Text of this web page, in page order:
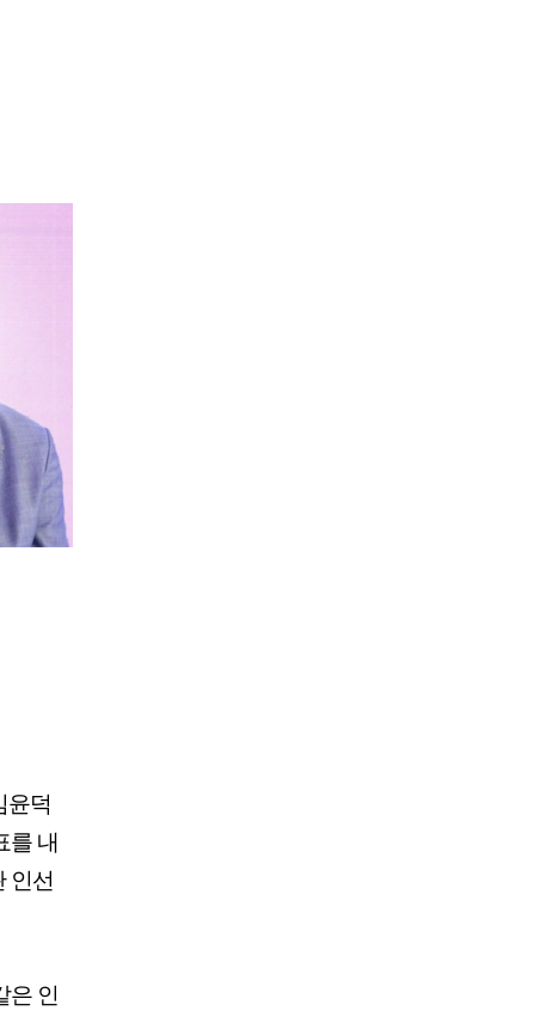
윤덕
를 내
인선
은 인